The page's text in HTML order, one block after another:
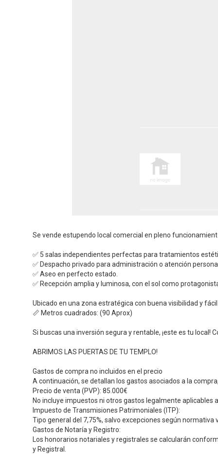
Se vende estupendo local comercial en pleno
✅ 5 salas independientes perfectas para tratamientos
✅ Despacho privado para administración o atención
✅ Aseo en perfecto estado.
✅ Recepción amplia y luminosa, con el sol como
Ubicado en una zona estratégica con buena visibilidad y
📏 Metros cuadrados: (90 Aprox)
Si buscas una inversión segura y rentable, ¡este es tu
ABRIMOS LAS PUERTAS DE TU TEMPLO!
Gastos de compra no incluidos en el precio
A continuación, se detallan los gastos asociados a la
Precio de venta (PVP): 85.000€
No incluye impuestos ni otros gastos legalmente aplicables
Impuesto de Transmisiones Patrimoniales (ITP):
Tipo general del 7,75%, salvo excepciones según normativa
Gastos de Notaría y Registro:
Los honorarios notariales y registrales se calcularán
y Registral.